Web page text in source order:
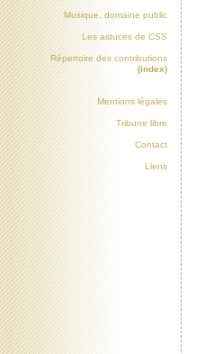
Musique, domaine public
Les astuces de CSS
Répertoire des contributions
(index)
Mentions légales
Tribune libre
Contact
Liens